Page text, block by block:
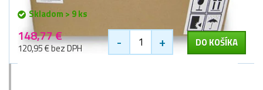
Skladom > 9 ks
148,77 €
120,95 € bez DPH - + DO KOŠÍKA